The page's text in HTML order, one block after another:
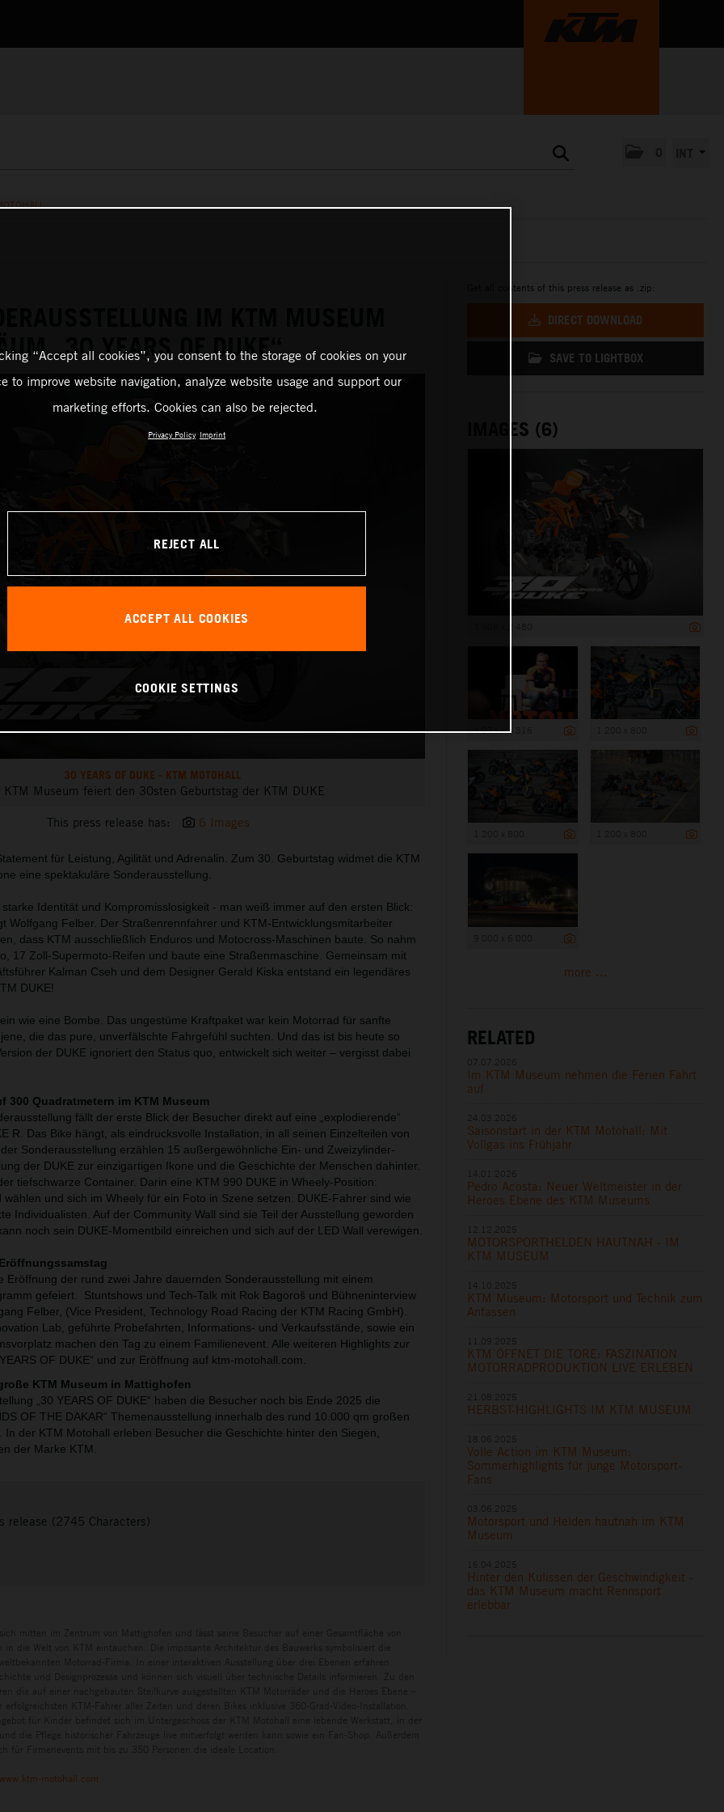
„30 YEARS OF DUKE“
30 YEARS OF DUKE - KTM MOTOHALL
KTM Museum feiert den 30sten Geburtstag der KTM DUKE
This press release has: 6 Images
für Leistung, Agilität und Adrenalin. Zum 30. Geburtstag widmet die KTM
eine spektakuläre Sonderausstellung.
Identität und Kompromisslosigkeit - man weiß immer auf den ersten Blick:
Wolfgang Felber. Der Straßenrennfahrer und KTM-Entwicklungsmitarbeiter
dass KTM ausschließlich Enduros und Motocross-Maschinen baute. So nahm
17 Zoll-Supermoto-Reifen und baute eine Straßenmaschine. Gemeinsam mit
Kalman Cseh und dem Designer Gerald Kiska entstand ein legendäres
DUKE!
wie eine Bombe. Das ungestüme Kraftpaket war kein Motorrad für sanfte
die das pure, unverfälschte Fahrgefühl suchten. Und das ist bis heute so
der DUKE ignoriert den Status quo, entwickelt sich weiter – vergisst dabei
300 Quadratmetern im KTM Museum
fällt der erste Blick der Besucher direkt auf eine „explodierende“
R. Das Bike hängt, als eindrucksvolle Installation, in all seinen Einzelteilen von
Sonderausstellung erzählen 15 außergewöhnliche Ein- und Zweizylinder-
der DUKE zur einzigartigen Ikone und die Geschichte der Menschen dahinter.
tiefschwarze Container. Darin eine KTM 990 DUKE in Wheely-Position:
und sich im Wheely für ein Foto in Szene setzen. DUKE-Fahrer sind wie
Individualisten. Auf der Community Wall sind sie Teil der Ausstellung geworden
noch sein DUKE-Momentbild einreichen und sich auf der LED Wall verewigen.
Eröffnung der rund zwei Jahre dauernden Sonderausstellung mit einem
gefeiert. Stuntshows und Tech-Talk mit Rok Bagoroš und Bühneninterview
Felber, (Vice President, Technology Road Racing der KTM Racing GmbH).
Lab, geführte Probefahrten, Informations- und Verkaufsstände, sowie ein
machen den Tag zu einem Familienevent. Alle weiteren Highlights zur
OF DUKE“ und zur Eröffnung auf ktm-motohall.com.
KTM Museum in Mattighofen
„30 YEARS OF DUKE“ haben die Besucher noch bis Ende 2025 die
OF THE DAKAR“ Themenausstellung innerhalb des rund 10.000 qm großen
der KTM Motohall erleben Besucher die Geschichte hinter den Siegen,
der Marke KTM.
release (2745 Characters)
www.ktm-motohall.com
Get all contents of this press release as .zip:
DIRECT DOWNLOAD
SAVE TO LIGHTBOX
IMAGES (6)
4 974 x 3 316
more ...
RELATED
Im KTM Museum nehmen die Ferien Fahrt
auf
Saisonstart in der KTM Motohall: Mit
Vollgas ins Frühjahr
Pedro Acosta: Neuer Weltmeister in der
Heroes Ebene des KTM Museums
MOTORSPORTHELDEN HAUTNAH - IM
KTM MUSEUM
KTM Museum: Motorsport und Technik zum
Anfassen
KTM ÖFFNET DIE TORE: FASZINATION
MOTORRADPRODUKTION LIVE ERLEBEN
HERBST-HIGHLIGHTS IM KTM MUSEUM
Volle Action im KTM Museum:
Sommerhighlights für junge Motorsport-
Fans
Motorsport und Helden hautnah im KTM
Museum
Hinter den Kulissen der Geschwindigkeit -
das KTM Museum macht Rennsport
erlebbar
“Accept all cookies”, you consent to the storage of cookies on your
to improve website navigation, analyze website usage and support our
marketing efforts. Cookies can also be rejected.
Privacy Policy Imprint
REJECT ALL
ACCEPT ALL COOKIES
COOKIE SETTINGS